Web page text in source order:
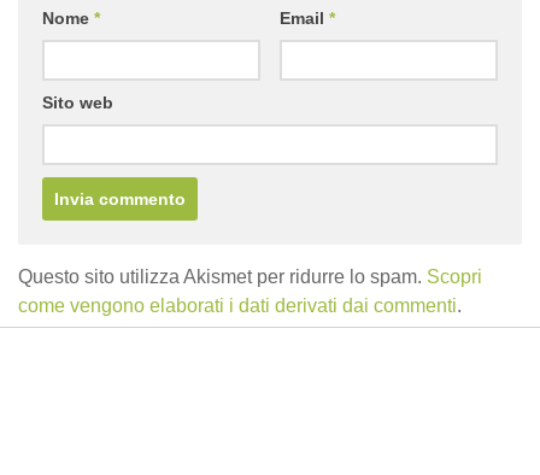
Nome * Email *
Sito web
Questo sito utilizza Akismet per ridurre lo spam. Scopri
come vengono elaborati i dati derivati dai commenti.